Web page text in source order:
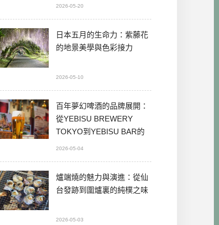
2026-05-20
日本五月的生命力：紫藤花
的地景美學與色彩接力
2026-05-10
百年夢幻啤酒的品牌展開：
從YEBISU BREWERY
TOKYO到YEBISU BAR的
2026-05-04
爐端燒的魅力與演進：從仙
台發跡到圍爐裏的純樸之味
2026-05-03